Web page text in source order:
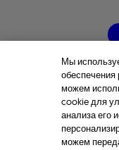
Мы
можем
cookie для
анализа его
можем